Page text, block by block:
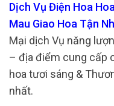
Dịch Vụ Điện Hoa
Mau Giao Hoa Tận
Mại dịch Vụ năng
– địa điểm cung cấp
hoa tươi sáng &
nhất.